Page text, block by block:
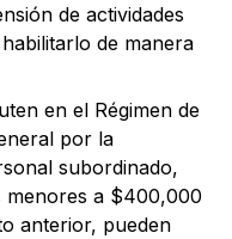
de actividades
de manera
en el Régimen de
por la
subordinado,
menores a $400,000
anterior, pueden